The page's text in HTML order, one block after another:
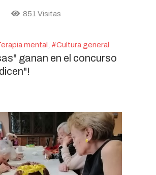
851 Visitas
mental Cultura general
ganan en el concurso